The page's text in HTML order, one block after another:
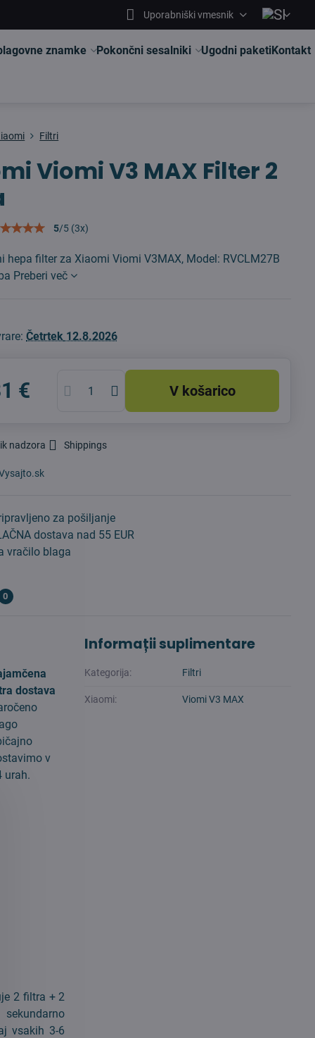
Uporabniški vmesnik
znamke Pokončni sesalniki Ugodni paketiKontakt
Filtri
Viomi V3 MAX Filter 2
5/5 (3x)
hepa filter za Xiaomi Viomi V3MAX, Model: RVCLM27B
Preberi več
Četrtek 12.8.2026
€ V košarico
nadzora Shippings
za pošiljanje
dostava nad 55 EUR
vračilo blaga
0
dostava
v
urah.
2 filtra + 2
vsakih 3-6
Informații suplimentare
Kategorija: Filtri
Xiaomi: Viomi V3 MAX